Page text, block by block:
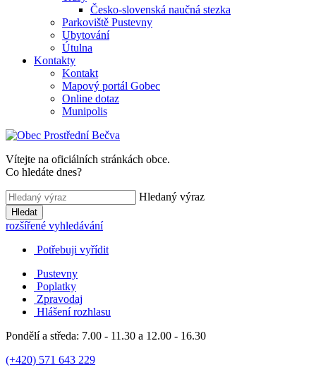
Česko-slovenská naučná stezka
Parkoviště Pustevny
Ubytování
Útulna
Kontakty
Kontakt
Mapový portál Gobec
Online dotaz
Munipolis
Vítejte na oficiálních stránkách obce.
Co hledáte dnes?
Hledaný výraz
Hledat
rozšířené vyhledávání
Potřebuji vyřídit
Pustevny
Poplatky
Zpravodaj
Hlášení rozhlasu
Pondělí a středa: 7.00 - 11.30 a 12.00 - 16.30
(+420) 571 643 229